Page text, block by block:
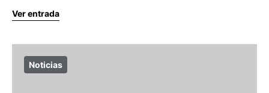
Ver entrada
Noticias